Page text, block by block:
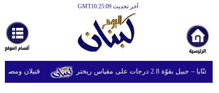
آخر تحديث GMT10:25:09
أخبارعاجلة
رياضة
ثقافة
قتيلان ومصابون جراء 14 غارة إسرائيلية على شرق 2.8 درجات على مقياس ريختر